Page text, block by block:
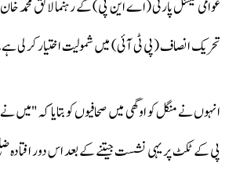
عوامی نیشنل پارٹی (اے این پی) کے رہنما لائق محمد
تحریک انصاف (پی ٹی آئی) میں شمولیت اختیار کر لی
پی کے ٹکٹ پر یہی نشست جیتنے کے بعد اس دور افتادہ